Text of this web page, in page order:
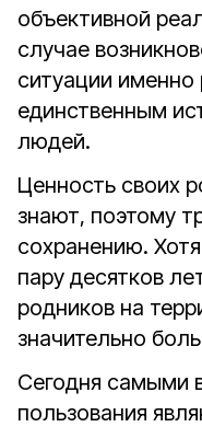
объективной
случае
ситуации
единственным
людей.
Ценность своих
знают, поэтому
сохранению.
пару десятков
родников на
значительно
Сегодня самыми
пользования